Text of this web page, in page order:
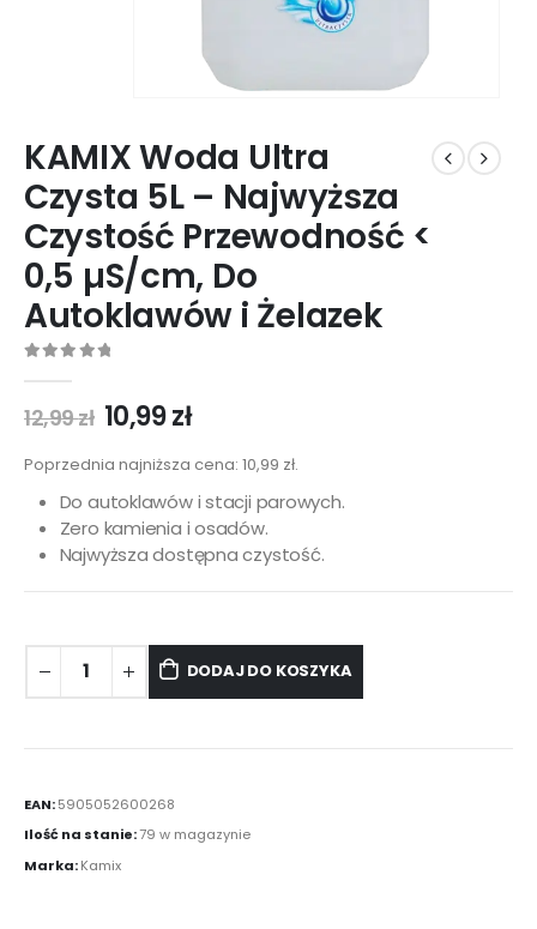
KAMIX Woda Ultra
Czysta 5L – Najwyższa
Czystość Przewodność <
0,5 µS/cm, Do
Autoklawów i Żelazek
12,99zł 10,99zł
Poprzednia najniższa cena: 10,99 zł.
Do autoklawów i stacji parowych.
Zero kamienia i osadów.
Najwyższa dostępna czystość.
DODAJ DO KOSZYKA
EAN:5905052600268
Ilość na stanie:79 w magazynie
Marka:Kamix